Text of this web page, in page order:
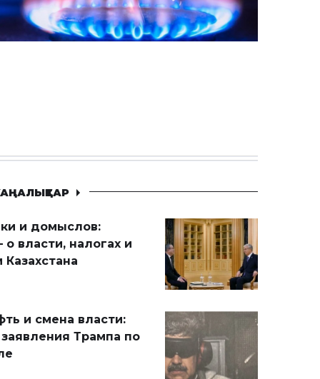
и домыслов:
о власти, налогах и
и смена власти:
Трампа по